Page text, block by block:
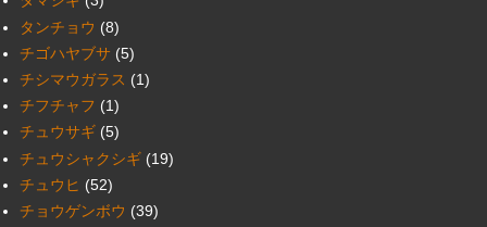
タンチョウ (8)
チゴハヤブサ (5)
チシマウガラス (1)
チフチャフ (1)
チュウサギ (5)
チュウシャクシギ (19)
チュウヒ (52)
チョウゲンボウ (39)